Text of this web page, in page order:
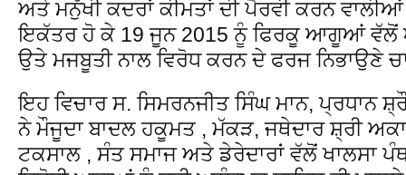
ਅਤੇ ਮਨੁੱਖੀ ਕਦਰਾਂ ਕੀਮਤਾਂ ਦੀ ਪੈਰਵੀ ਕਰਨ
ਇਕੱਤਰ ਹੋ ਕੇ 19 ਜੂਨ 2015 ਨੂੰ ਫਿਰਕੂ ਆਗੂਆਂ ਵੱਲੋਂ
ਉਤੇ ਮਜਬੂਤੀ ਨਾਲ ਵਿਰੋਧ ਕਰਨ ਦੇ ਫਰਜ ਨਿਭਾਉਣੇ
ਇਹ ਵਿਚਾਰ ਸ. ਸਿਮਰਨਜੀਤ ਸਿੰਘ ਮਾਨ, ਪ੍ਰਧਾਨ
ਨੇ ਮੌਜੂਦਾ ਬਾਦਲ ਹਕੂਮਤ , ਮੱਕੜ, ਜਥੇਦਾਰ ਸ਼੍ਰੀ
ਟਕਸਾਲ , ਸੰਤ ਸਮਾਜ ਅਤੇ ਡੇਰੇਦਾਰਾਂ ਵੱਲੋਂ ਖਾਲਸਾ